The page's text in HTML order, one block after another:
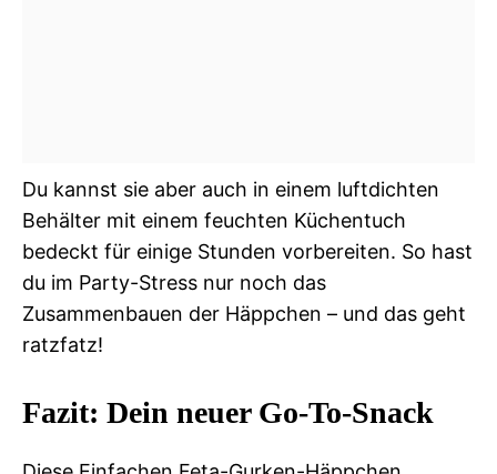
Du kannst sie aber auch in einem luftdichten
Behälter mit einem feuchten Küchentuch
bedeckt für einige Stunden vorbereiten. So hast
du im Party-Stress nur noch das
Zusammenbauen der Häppchen – und das geht
ratzfatz!
Fazit: Dein neuer Go-To-Snack